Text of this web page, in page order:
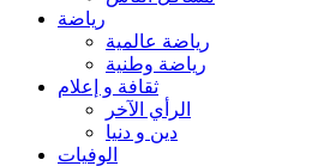
رياضة
رياضة عالمية
رياضة وطنية
ثقافة و إعلام
الرأي الآخر
دين و دنيا
الوفيات